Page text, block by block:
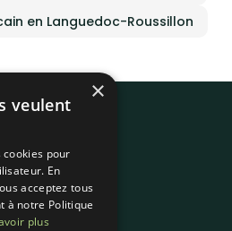
en Languedoc-Roussillon
Liens utiles
×
veulent
pour
En
acceptez tous
à notre Politique
plus